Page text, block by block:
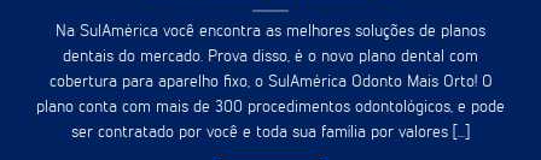
Na SulAmérica você encontra as melhores soluções de planos
dentais do mercado. Prova disso, é o novo plano dental com
cobertura para aparelho fixo, o SulAmérica Odonto Mais Orto! O
plano conta com mais de 300 procedimentos odontológicos, e pode
ser contratado por você e toda sua família por valores [...]